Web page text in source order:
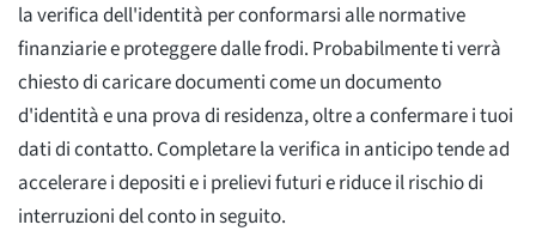
la verifica dell'identità per conformarsi alle normative
finanziarie e proteggere dalle frodi. Probabilmente ti verrà
chiesto di caricare documenti come un documento
d'identità e una prova di residenza, oltre a confermare i tuoi
dati di contatto. Completare la verifica in anticipo tende ad
accelerare i depositi e i prelievi futuri e riduce il rischio di
interruzioni del conto in seguito.